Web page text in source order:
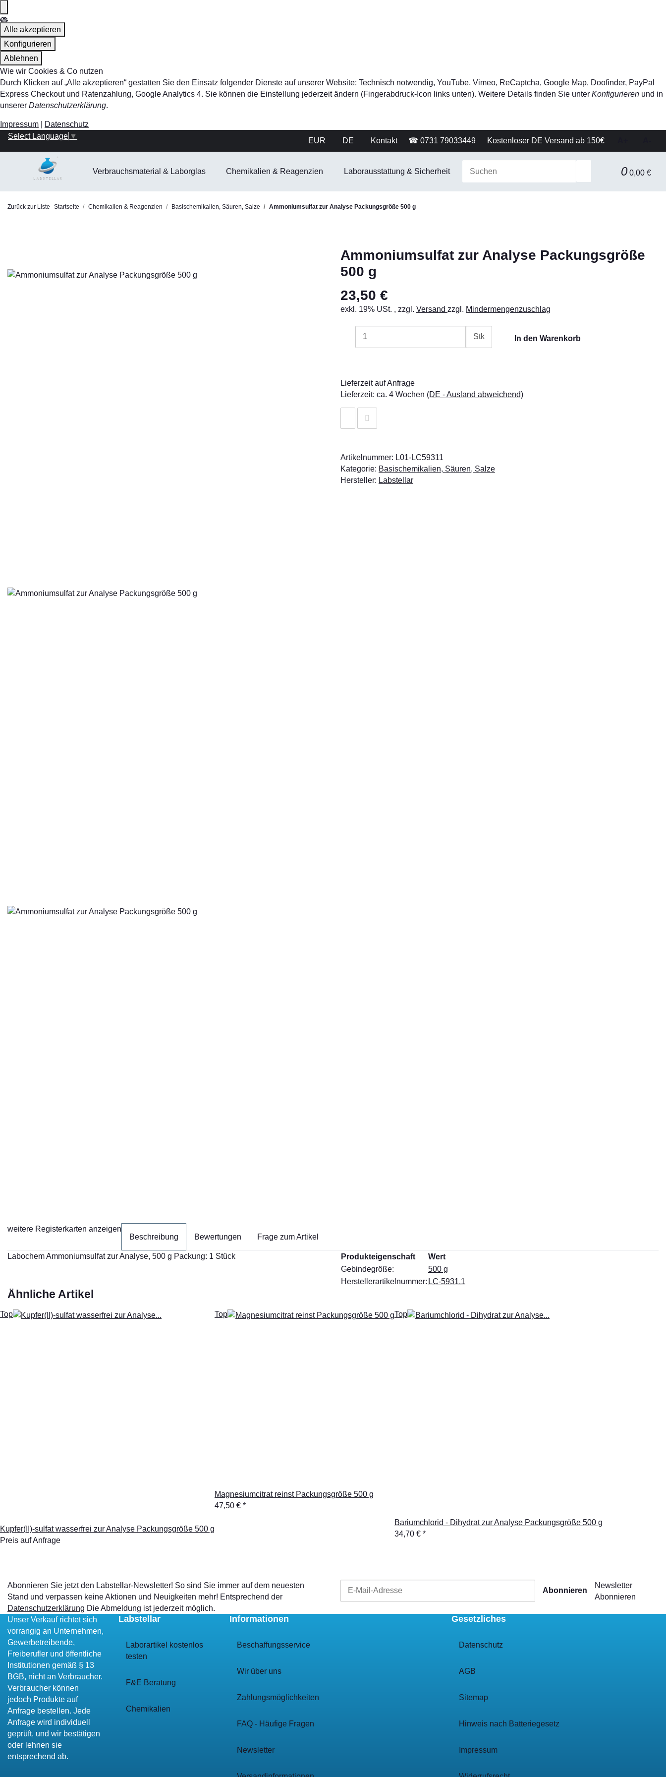
Alle akzeptieren
Konfigurieren
Ablehnen
Wie wir Cookies & Co nutzen
Durch Klicken auf „Alle akzeptieren“ gestatten Sie den Einsatz folgender Dienste auf unserer Website: Technisch notwendig, YouTube, Vimeo, ReCaptcha, Google Map, Doofinder, PayPal
Express Checkout und Ratenzahlung, Google Analytics 4. Sie können die Einstellung jederzeit ändern (Fingerabdruck-Icon links unten). Weitere Details finden Sie unter Konfigurieren und in
unserer Datenschutzerklärung.
Impressum
Datenschutz
EUR
DE Kontakt ☎ 0731 79033449 Kostenloser DE Versand ab 150€
Select Language ▼
0 0,00 €
Verbrauchsmaterial & Laborglas Chemikalien & Reagenzien Laborausstattung & Sicherheit Gerätetechnik Filtration & Separationstechnik
Zurück zur Liste Startseite Chemikalien & Reagenzien Basischemikalien, Säuren, Salze Ammoniumsulfat zur Analyse Packungsgröße 500 g
Ammoniumsulfat zur Analyse Packungsgröße
500 g
23,50 €
exkl. 19% USt. , zzgl. Versand zzgl. Mindermengenzuschlag
Stk In den Warenkorb
Lieferzeit auf Anfrage
Lieferzeit: ca. 4 Wochen (DE - Ausland abweichend)
Artikelnummer: L01-LC59311
Kategorie: Basischemikalien, Säuren, Salze
Hersteller: Labstellar
weitere Registerkarten anzeigen
Beschreibung
Bewertungen Frage zum Artikel
Labochem Ammoniumsulfat zur Analyse, 500 g Packung: 1 Stück Produkteigenschaft
Wert
Gebindegröße:
500 g
Herstellerartikelnummer: LC-5931.1
Ähnliche Artikel
Top
Kupfer(II)-sulfat wasserfrei zur Analyse Packungsgröße 500 g
Preis auf Anfrage
Top
Magnesiumcitrat reinst Packungsgröße 500 g
47,50 € *
Top
Bariumchlorid - Dihydrat zur Analyse Packungsgröße 500 g
34,70 € *
Abonnieren Sie jetzt den Labstellar-Newsletter! So sind Sie immer auf dem neuesten
Stand und verpassen keine Aktionen und Neuigkeiten mehr! Entsprechend der
Datenschutzerklärung Die Abmeldung ist jederzeit möglich.
Abonnieren
Newsletter
Abonnieren
Unser Verkauf richtet sich
vorrangig an Unternehmen,
Gewerbetreibende,
Freiberufler und öffentliche
Institutionen gemäß § 13
BGB, nicht an Verbraucher.
Verbraucher können
jedoch Produkte auf
Anfrage bestellen. Jede
Anfrage wird individuell
geprüft, und wir bestätigen
oder lehnen sie
entsprechend ab.
Labstellar
Laborartikel kostenlos
testen
F&E Beratung
Chemikalien
Informationen
Beschaffungsservice
Wir über uns
Zahlungsmöglichkeiten
FAQ - Häufige Fragen
Newsletter
Gesetzliches
Datenschutz
AGB
Sitemap
Hinweis nach Batteriegesetz
Impressum